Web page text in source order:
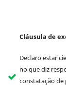
Cláusula de
Declaro estar
no que diz
constatação de